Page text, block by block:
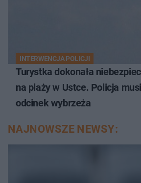
INTERWENCJA POLICJI
Turystka dokonała
na plaży w Ustce. Policja
odcinek wybrzeża
NAJNOWSZE NEWSY: